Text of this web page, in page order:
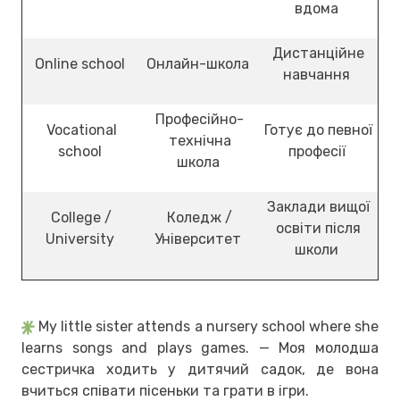
вдома
Online school Онлайн-школа
Дистанційне
навчання
Vocational
school
Професійно-
технічна
школа
Готує до певної
професії
College /
University
Коледж /
Університет
Заклади вищої
освіти після
школи
My little sister attends a nursery school where she
learns songs and plays games. — Моя молодша
сестричка ходить у дитячий садок, де вона
вчиться співати пісеньки та грати в ігри.